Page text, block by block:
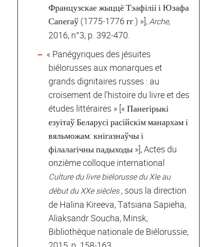
Французскае жыццё Тэафіліі і Юзафа
Сапегаў (1775‐1776 гг.) »],Arche,
2016, n°3, p. 392‐470.
« Panégyriques des jésuites
biélorusses aux monarques et
grands dignitaires russes : au
croisement de l’histoire du livre et des
études littéraires » [« Панегірыкі
езуітаў Беларусі расійскім манархам і
вяльможам: кнігазнаўчы і
філалагічны падыходы »], Actes du
onzième colloque international
Culture du livre biélorusse du XIe au
début du XXe siècles, sous la direction
de Halina Kireeva, Tatsiana Sapieha,
Aliaksandr Soucha, Minsk,
Bibliothèque nationale de Biélorussie,